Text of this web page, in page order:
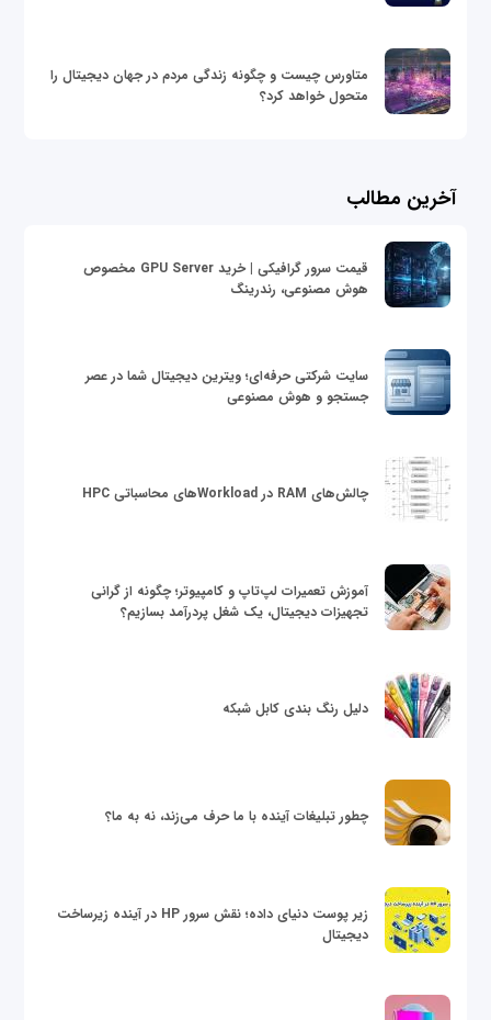
متاورس چیست و چگونه زندگی مردم در جهان دیجیتال را
متحول خواهد کرد؟
آخرین مطالب
قیمت سرور گرافیکی | خرید GPU Server مخصوص
هوش مصنوعی، رندرینگ
سایت شرکتی حرفه‌ای؛ ویترین دیجیتال شما در عصر
جستجو و هوش مصنوعی
چالش‌های RAM در Workloadهای محاسباتی HPC
آموزش تعمیرات لپ‌تاپ و کامپیوتر؛ چگونه از گرانی
تجهیزات دیجیتال، یک شغل پردرآمد بسازیم؟
دلیل رنگ بندی کابل شبکه
چطور تبلیغات آینده با ما حرف می‌زند، نه به ما؟
زیر پوست دنیای داده؛ نقش سرور HP در آینده زیرساخت
دیجیتال